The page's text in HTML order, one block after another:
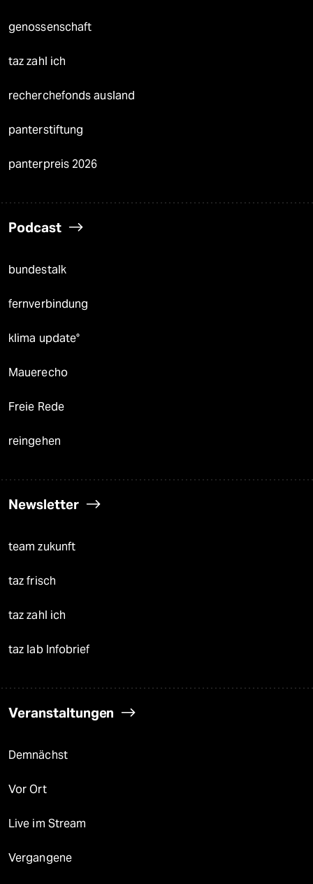
genossenschaft
taz zahl ich
recherchefonds ausland
panterstiftung
panterpreis 2026
Podcast
bundestalk
fernverbindung
klima update°
Mauerecho
Freie Rede
reingehen
Newsletter
team zukunft
taz frisch
taz zahl ich
taz lab Infobrief
Veranstaltungen
Demnächst
Vor Ort
Live im Stream
Vergangene